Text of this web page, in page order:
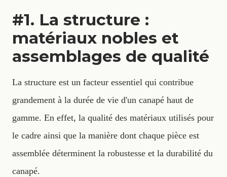
#1. La structure :
matériaux nobles et
assemblages de qualité
La structure est un facteur essentiel qui contribue
grandement à la durée de vie d'un canapé haut de
gamme. En effet, la qualité des matériaux utilisés pour
le cadre ainsi que la manière dont chaque pièce est
assemblée déterminent la robustesse et la durabilité du
canapé.